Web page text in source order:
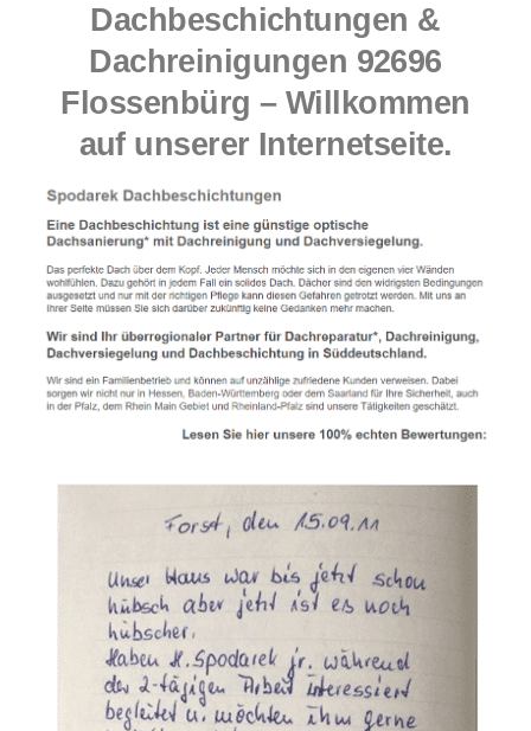
Dachbeschichtungen &
Dachreinigungen 92696
Flossenbürg – Willkommen
auf unserer Internetseite.